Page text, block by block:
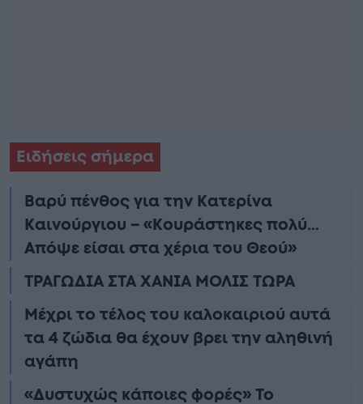
Ειδήσεις σήμερα
Βαρύ πένθος για την Κατερίνα
Καινούργιου – «Κουράστηκες πολύ…
Απόψε είσαι στα χέρια του Θεού»
ΤΡΑΓΩΔΙΑ ΣΤΑ ΧΑΝΙΑ ΜΟΛΙΣ ΤΩΡΑ
Μέχρι το τέλος του καλοκαιριού αυτά
τα 4 ζώδια θα έχουν βρει την αληθινή
αγάπη
«Δυστυχώς κάποιες φορές» Το